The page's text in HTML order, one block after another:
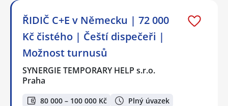
ŘIDIČ C+E v Německu | 72 000
Kč čistého | Čeští dispečeři |
Možnost turnusů
SYNERGIE TEMPORARY HELP s.r.o.
Praha
80 000 – 100 000 Kč Plný úvazek